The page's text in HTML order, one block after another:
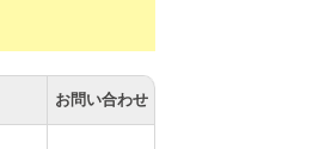
お問い合わせ